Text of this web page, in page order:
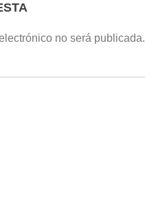
no será publicada.